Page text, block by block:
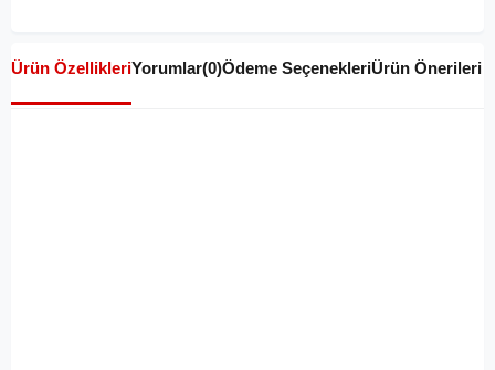
Ürün ÖzellikleriYorumlar(0)Ödeme SeçenekleriÜrün Önerileri